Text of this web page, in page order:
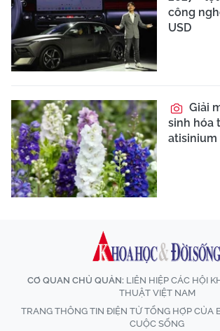
công
USD
Giải
sinh hóa
CƠ QUAN CHỦ QUẢN: LIÊN HIỆP CÁC HỘI
THUẬT VIỆT NAM
TRANG THÔNG TIN ĐIỆN TỬ TỔNG HỢP CỦA
CUỘC SỐNG